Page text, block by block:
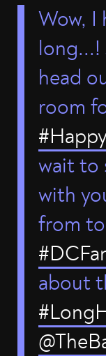
Wow, I
head
room
wait to
with
from
about